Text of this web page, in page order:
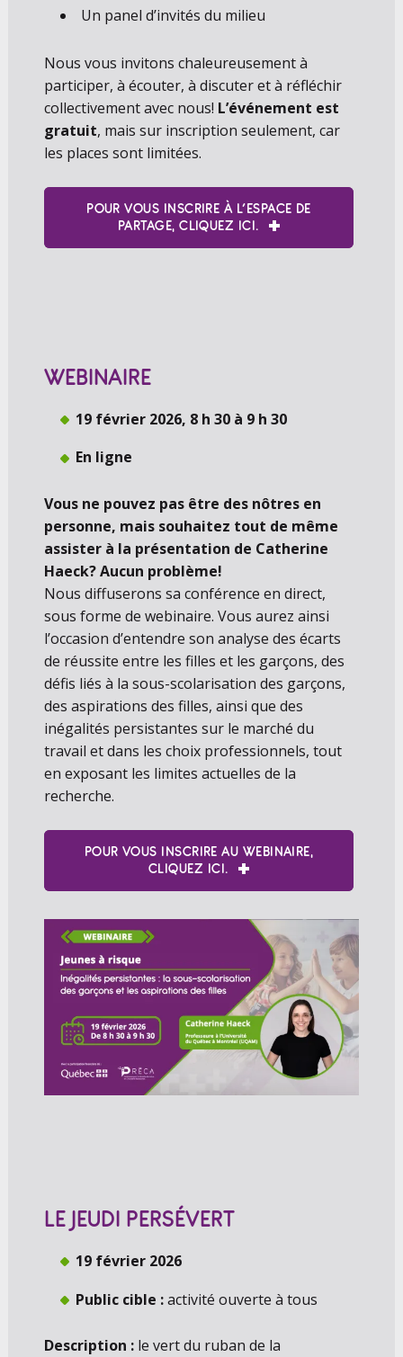
Un panel d’invités du milieu
Nous vous invitons chaleureusement à
participer, à écouter, à discuter et à réfléchir
collectivement avec nous! L’événement est
gratuit, mais sur inscription seulement, car
les places sont limitées.
POUR VOUS INSCRIRE À L’ESPACE DE
PARTAGE, CLIQUEZ ICI.
WEBINAIRE
19 février 2026, 8 h 30 à 9 h 30
En ligne
Vous ne pouvez pas être des nôtres en
personne, mais souhaitez tout de même
assister à la présentation de Catherine
Haeck? Aucun problème!
Nous diffuserons sa conférence en direct,
sous forme de webinaire. Vous aurez ainsi
l’occasion d’entendre son analyse des écarts
de réussite entre les filles et les garçons, des
défis liés à la sous-scolarisation des garçons,
des aspirations des filles, ainsi que des
inégalités persistantes sur le marché du
travail et dans les choix professionnels, tout
en exposant les limites actuelles de la
recherche.
POUR VOUS INSCRIRE AU WEBINAIRE,
CLIQUEZ ICI.
LE JEUDI PERSÉVERT
19 février 2026
Public cible :activité ouverte à tous
Description :le vert du ruban de la